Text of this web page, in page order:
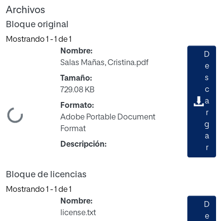
Archivos
Bloque original
Mostrando 1 - 1 de 1
Cargando...
Nombre:
Salas Mañas, Cristina.pdf
Tamaño:
729.08 KB
Formato:
Adobe Portable Document
Format
Descripción:
D
e
s
c
a
r
g
a
r
Bloque de licencias
Mostrando 1 - 1 de 1
Nombre:
license.txt
D
e